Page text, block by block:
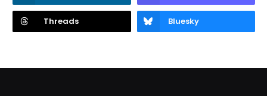
Threads Bluesky